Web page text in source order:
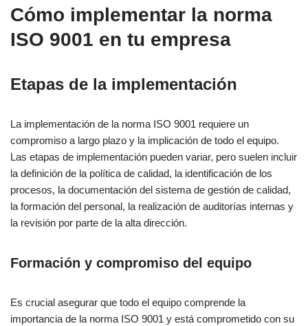
Cómo implementar la norma
ISO 9001 en tu empresa
Etapas de la implementación
La implementación de la norma ISO 9001 requiere un
compromiso a largo plazo y la implicación de todo el equipo.
Las etapas de implementación pueden variar, pero suelen incluir
la definición de la política de calidad, la identificación de los
procesos, la documentación del sistema de gestión de calidad,
la formación del personal, la realización de auditorías internas y
la revisión por parte de la alta dirección.
Formación y compromiso del equipo
Es crucial asegurar que todo el equipo comprende la
importancia de la norma ISO 9001 y está comprometido con su